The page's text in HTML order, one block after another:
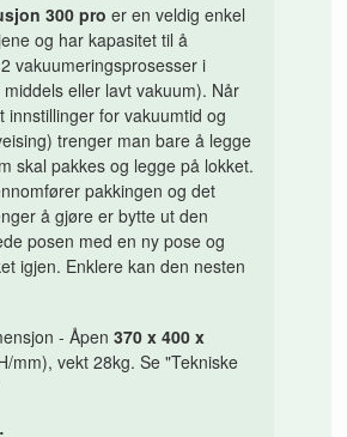
300 proer en veldig enkel
og har kapasitet til å
vakuumeringsprosesser i
eller lavt vakuum). Når
innstillinger for vakuumtid og
trenger man bare å legge
skal pakkes og legge på lokket.
pakkingen og det
å gjøre er bytte ut den
posen med en ny pose og
igjen. Enklere kan den nesten
- Åpen370 x 400 x
mm), vekt 28kg. Se "Tekniske